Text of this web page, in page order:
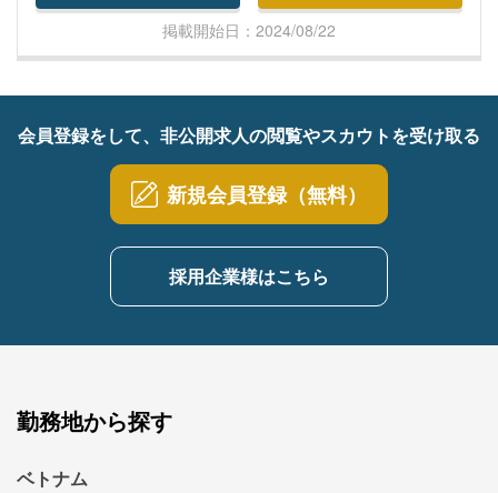
掲載開始日：2024/08/22
会員登録をして、非公開求人の閲覧やスカウトを受け取る
新規会員登録（無料）
採用企業様はこちら
勤務地から探す
ベトナム